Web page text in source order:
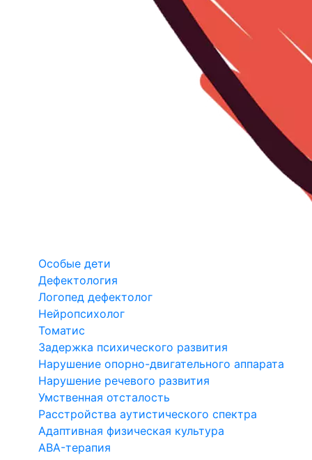
Особые дети
Дефектология
Логопед дефектолог
Нейропсихолог
Томатис
Задержка психического развития
Нарушение опорно-двигательного аппарата
Нарушение речевого развития
Умственная отсталость
Расстройства аутистического спектра
Адаптивная физическая культура
ABA-терапия